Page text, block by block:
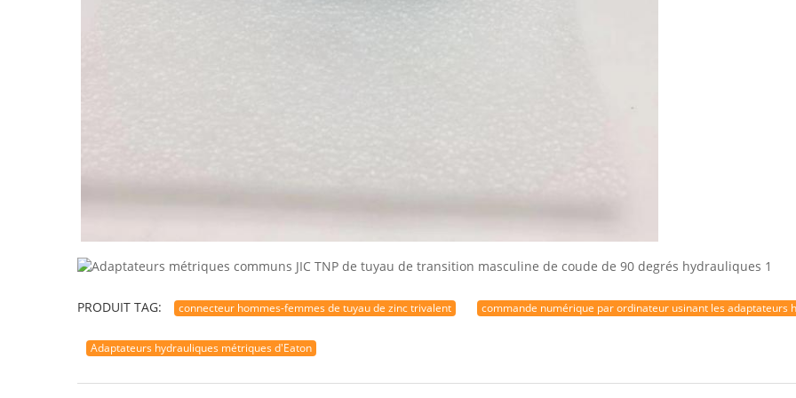
PRODUIT TAG: connecteur hommes-femmes de tuyau de zinc trivalent commande numérique par ordinateur usinant les adaptateurs
Adaptateurs hydrauliques métriques d'Eaton